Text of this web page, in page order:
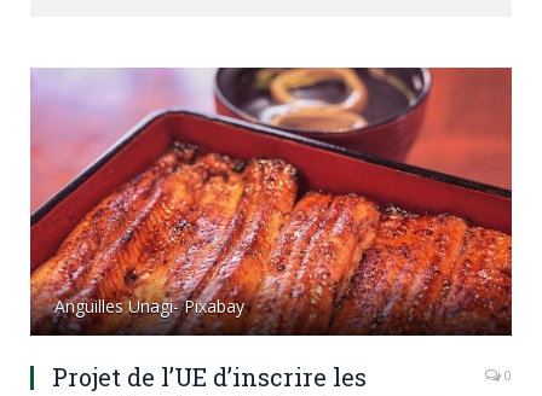
Anguilles Unagi- Pixabay
Projet de l’UE d’inscrire les
0